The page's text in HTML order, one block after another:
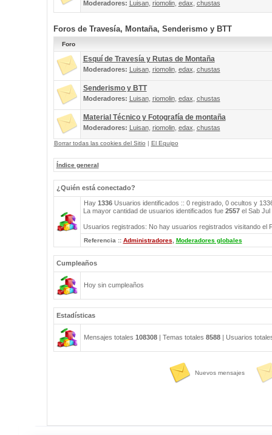
Moderadores: Luisan, riomolin, edax chustas
Foros de Travesía, Montaña, Senderismo y BTT
Foro
Esquí de Travesía y Rutas de Montaña
Moderadores: Luisan, riomolin, edax chustas
Senderismo y BTT
Moderadores: Luisan, riomolin, edax chustas
Material Técnico y Fotografía de montaña
Moderadores: Luisan, riomolin, edax chustas
Borrar todas las cookies del Sitio | El Equipo
Índice general
¿Quién está conectado?
Hay 1336Usuarios identificados :: 0 registrado, 0 ocultos y
La mayor cantidad de usuarios identificados fue 2557el Sab Jul
Usuarios registrados: No hay usuarios registrados visitando el
Referencia :: Administradores Moderadores globales
Cumpleaños
Hoy sin cumpleaños
Estadísticas
Mensajes totales 108308| Temas totales 8588| Usuarios
Nuevos mensajes